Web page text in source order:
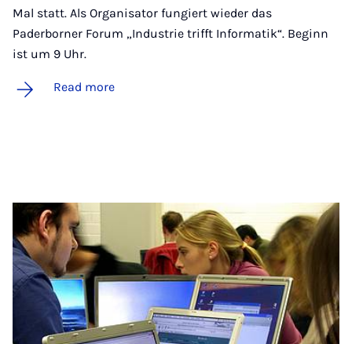
Mal statt. Als Organisator fungiert wieder das
Paderborner Forum „Industrie trifft Informatik“. Beginn
ist um 9 Uhr.
Read more